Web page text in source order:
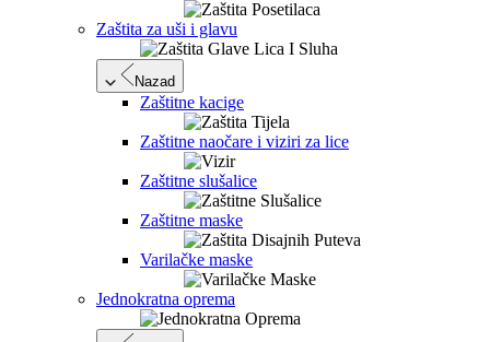
Zaštita za uši i glavu
Nazad
Zaštitne kacige
Zaštitne naočare i viziri za lice
Zaštitne slušalice
Zaštitne maske
Varilačke maske
Jednokratna oprema